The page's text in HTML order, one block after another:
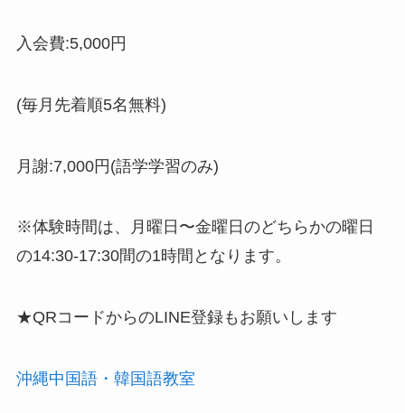
入会費:5,000円
(毎月先着順5名無料)
月謝:7,000円(語学学習のみ)
※体験時間は、月曜日〜金曜日のどちらかの曜日
の14:30-17:30間の1時間となります。
★QRコードからのLINE登録もお願いします
沖縄中国語・韓国語教室